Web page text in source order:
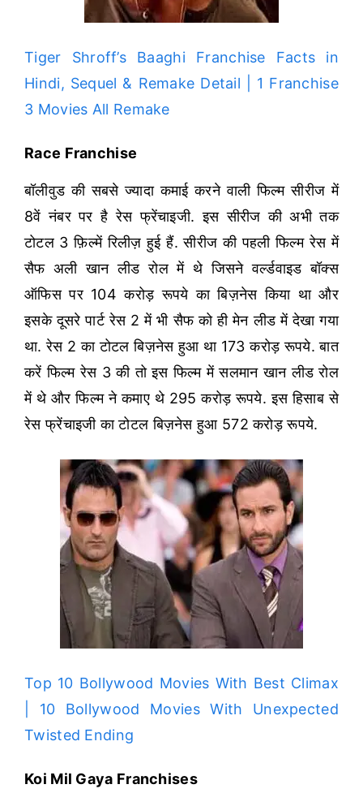
Tiger Shroff’s Baaghi Franchise Facts in
Hindi, Sequel & Remake Detail | 1 Franchise
3 Movies All Remake
Race Franchise
बॉलीवुड की सबसे ज्यादा कमाई करने वाली फिल्म सीरीज में
8वें नंबर पर है रेस फ्रेंचाइजी. इस सीरीज की अभी तक
टोटल 3 फ़िल्में रिलीज़ हुई हैं. सीरीज की पहली फिल्म रेस में
सैफ अली खान लीड रोल में थे जिसने वर्ल्डवाइड बॉक्स
ऑफिस पर 104 करोड़ रूपये का बिज़नेस किया था और
इसके दूसरे पार्ट रेस 2 में भी सैफ को ही मेन लीड में देखा गया
था. रेस 2 का टोटल बिज़नेस हुआ था 173 करोड़ रूपये. बात
करें फिल्म रेस 3 की तो इस फिल्म में सलमान खान लीड रोल
में थे और फिल्म ने कमाए थे 295 करोड़ रूपये. इस हिसाब से
रेस फ्रेंचाइजी का टोटल बिज़नेस हुआ 572 करोड़ रूपये.
Top 10 Bollywood Movies With Best Climax
| 10 Bollywood Movies With Unexpected
Twisted Ending
Koi Mil Gaya Franchises